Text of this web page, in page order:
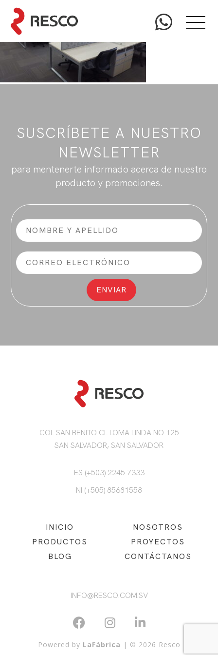
SUSCRÍBETE A NUESTRO
NEWSLETTER
para mentenerte informado acerca de nuestro
producto y promociones.
COL SAN BENITO CL LOMA LINDA NO 125
SAN SALVADOR, SAN SALVADOR
ES (+503) 2245 7333
NI (+505) 85681558
INICIO
NOSOTROS
PRODUCTOS
PROYECTOS
BLOG
CONTÁCTANOS
INFO@RESCO.COM.SV
Powered by LaFábrica | © 2026 Resco